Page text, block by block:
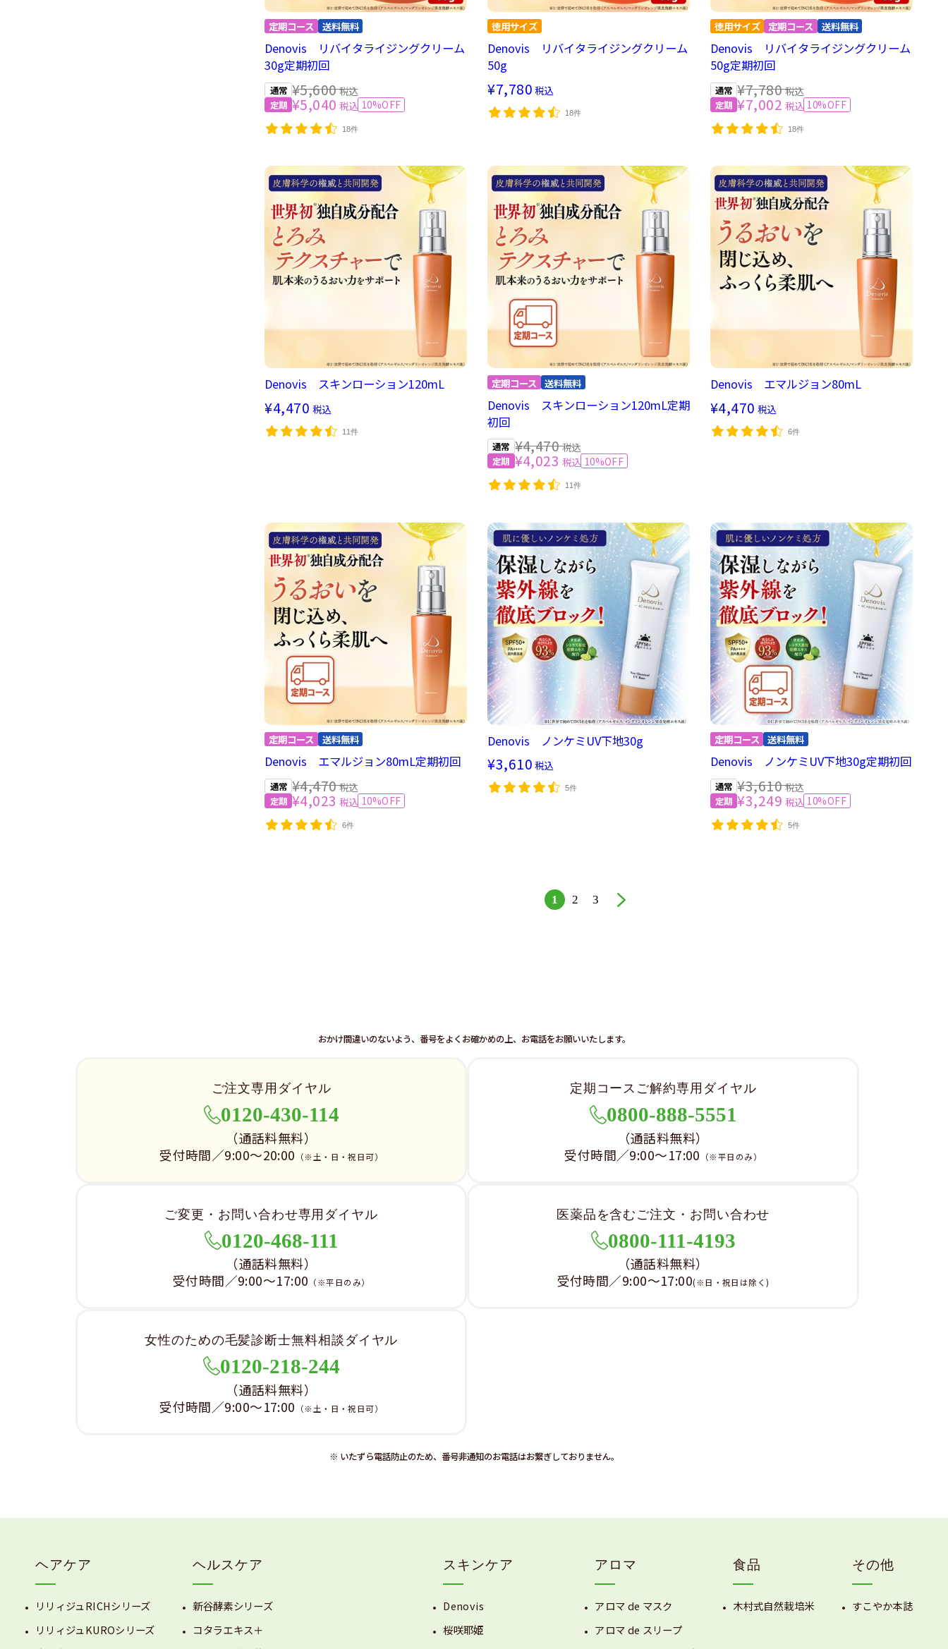
Denovis リバイタライジングクリーム
30g定期初回
¥5,040 税込 10%OFF
¥5,600税込
18件
Denovis リバイタライジングクリーム
50g
¥7,780 税込
18件
Denovis リバイタライジングクリーム
50g定期初回
¥7,002 税込 10%OFF
¥7,780税込
18件
Denovis スキンローション120mL
¥4,470 税込
11件
Denovis スキンローション120mL定期
初回
¥4,023 税込 10%OFF
¥4,470税込
11件
Denovis エマルジョン80mL
¥4,470 税込
6件
Denovis エマルジョン80mL定期初回
¥4,023 税込 10%OFF
¥4,470税込
6件
Denovis ノンケミUV下地30g
¥3,610 税込
5件
Denovis ノンケミUV下地30g定期初回
¥3,249 税込 10%OFF
¥3,610税込
5件
1 2 3
おかけ間違いのないよう、番号をよくお確かめの上、お電話をお願いいたします。
ご注文専用ダイヤル
0120-430-114
（通話料無料）
受付時間／9:00～20:00
（※土・日・祝日可）
定期コースご解約専用ダイヤル
0800-888-5551
（通話料無料）
受付時間／9:00～17:00
（※平日のみ）
ご変更・お問い合わせ専用ダイヤル
0120-468-111
（通話料無料）
受付時間／9:00～17:00 （※平日のみ）
医薬品を含むご注文・お問い合わせ
0800-111-4193
（通話料無料）
受付時間／9:00～17:00(※日・祝日は除く)
女性のための毛髪診断士無料相談ダイヤル
0120-218-244
（通話料無料）
受付時間／9:00～17:00
（※土・日・祝日可）
※ いたずら電話防止のため、番号非通知のお電話はお繋ぎしておりません。
ヘアケア
リリィジュRICHシリーズ
リリィジュKUROシリーズ
ヘルスケア
新谷酵素シリーズ
コタラエキス＋
スキンケア
Denovis
桜咲耶姫
アロマ
アロマ de マスク
アロマ de スリープ
食品
木村式自然栽培米
その他
すこやか本誌